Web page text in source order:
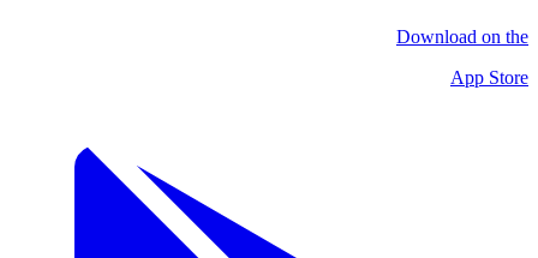
Download on the
App Store